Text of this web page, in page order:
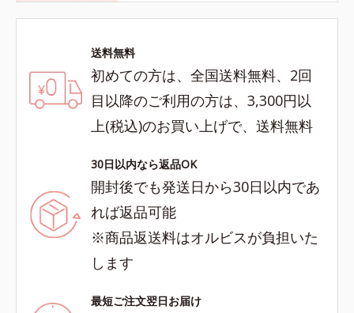
送料無料
初めての方は、全国送料無料、2回
目以降のご利用の方は、3,300円以
上(税込)のお買い上げで、送料無料
30日以内なら返品OK
開封後でも発送日から30日以内であ
れば返品可能
※商品返送料はオルビスが負担いた
します
最短ご注文翌日お届け